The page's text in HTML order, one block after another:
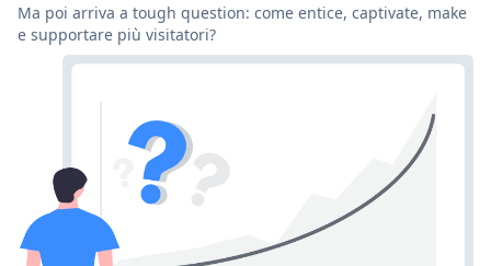
Ma poi arriva a tough question: come entice, captivate, make
e supportare più visitatori?